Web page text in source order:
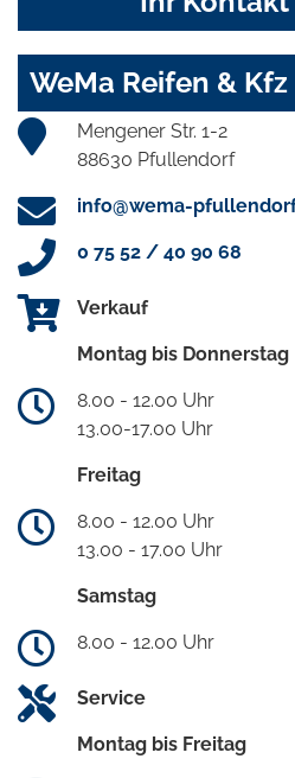
WeMa Reifen & Kfz
Mengener Str. 1-2
88630 Pfullendorf
info@wema-
0 75 52 / 40 90 68
Verkauf
Montag bis Donnerstag
8.00 - 12.00 Uhr
13.00-17.00 Uhr
Freitag
8.00 - 12.00 Uhr
13.00 - 17.00 Uhr
Samstag
8.00 - 12.00 Uhr
Service
Montag bis Freitag